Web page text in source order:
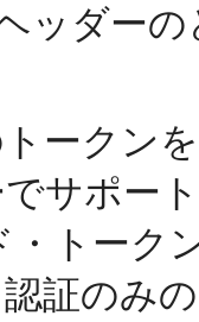
ッダー
ークン
サポー
・トーク
証のみ